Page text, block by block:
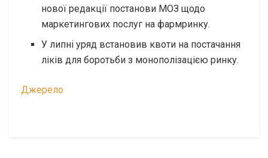
нової редакції постанови МОЗ щодо
маркетингових послуг на фармринку.
У липні уряд встановив квоти на постачання
ліків для боротьби з монополізацією ринку.
Джерело